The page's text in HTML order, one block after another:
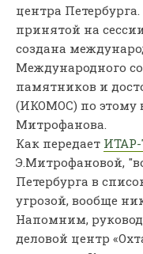
центра
принятой на
создана
Международного
памятников и
(ИКОМОС) по этому
Митрофанова.
Как передает ИТАР-
Э.Митрофановой,
Петербурга в
угрозой, вообще
Напомним,
деловой центр